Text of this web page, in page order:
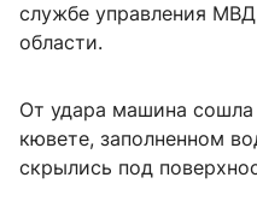
службе управления
области.
От удара машина сошла
кювете, заполненном
скрылись под